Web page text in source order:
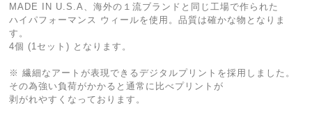
MADE IN U.S.A、海外の１流ブランドと同じ工場で作られた
ハイパフォーマンス ウィールを使用。品質は確かな物となりま
す。
4個 (1セット) となります。
※ 繊細なアートが表現できるデジタルプリントを採用しました。
その為強い負荷がかかると通常に比べプリントが
剥がれやすくなっております。